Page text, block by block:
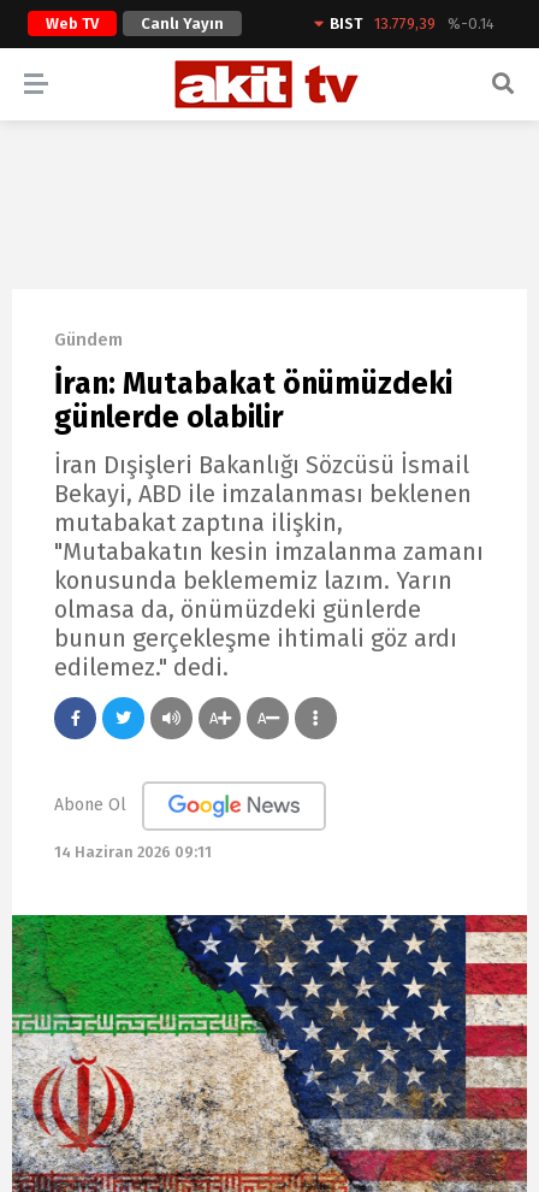
Web TV Canlı Yayın BIST 13.779,39 %-0.14
ARAMA YAP
Gündem
İran: Mutabakat önümüzdeki
günlerde olabilir
İran Dışişleri Bakanlığı Sözcüsü İsmail
Bekayi, ABD ile imzalanması beklenen
mutabakat zaptına ilişkin,
"Mutabakatın kesin imzalanma zamanı
konusunda beklememiz lazım. Yarın
olmasa da, önümüzdeki günlerde
bunun gerçekleşme ihtimali göz ardı
edilemez." dedi.
A A
Abone Ol
14 Haziran 2026 09:11